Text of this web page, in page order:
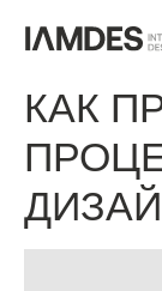
КАК